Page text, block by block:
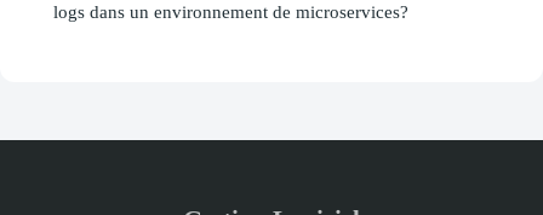
logs dans un environnement de microservices?